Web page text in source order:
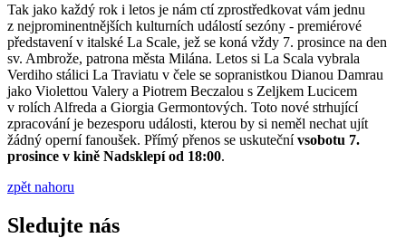
Tak jako každý rok i letos je nám ctí zprostředkovat vám jednu
z nejprominentnějších kulturních událostí sezóny - premiérové
představení v italské La Scale, jež se koná vždy 7. prosince na den
sv. Ambrože, patrona města Milána. Letos si La Scala vybrala
Verdiho stálici La Traviatu v čele se sopranistkou Dianou Damrau
jako Violettou Valery a Piotrem Beczalou s Zeljkem Lucicem
v rolích Alfreda a Giorgia Germontových. Toto nové strhující
zpracování je bezesporu události, kterou by si neměl nechat ujít
žádný operní fanoušek. Přímý přenos se uskutečnívsobotu 7.
prosince v kině Nadsklepí od 18:00.
zpět nahoru
Sledujte nás